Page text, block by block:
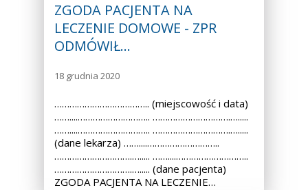
ZGODA PACJENTA NA
LECZENIE DOMOWE - ZPR
ODMÓWIŁ…
18 grudnia 2020
……………………………….. (miejscowość i data)
……....……………………….. ………………………….….....
……....……………………….. ………………………….….....
(dane lekarza) ……....………………………..
………………………….…..... ……....………………………..
………………………….…..... (dane pacjenta)
ZGODA PACJENTA NA LECZENIE…